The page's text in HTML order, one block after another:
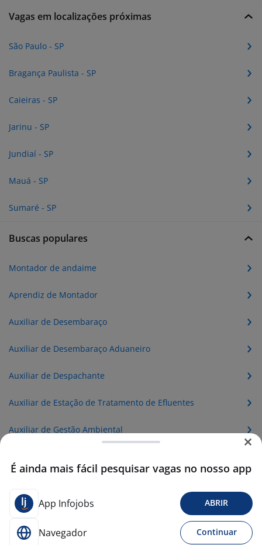
Vagas em localizações próximas
São Paulo - SP
Bragança Paulista - SP
Caieiras - SP
Jarinu - SP
Jundiaí - SP
Mauá - SP
Sumaré - SP
Buscas populares
Montador de andaime
Aprendiz de Montador
Auxiliar de Desembaraço
Auxiliar de Desembaraço Aduaneiro
Auxiliar de Despachante
Auxiliar de Estação de Tratamento de Efluentes
Auxiliar de Gestão Ambiental
Auxiliar de Operador de Injetora
É ainda mais fácil pesquisar vagas no nosso app
App Infojobs ABRIR
Navegador Continuar